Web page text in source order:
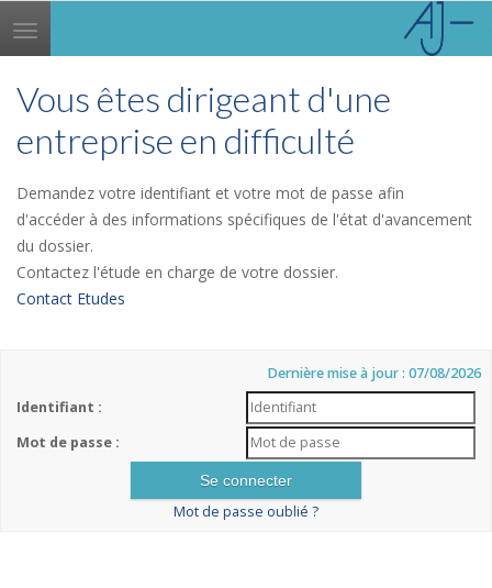
Toggle
navigation
Vous êtes dirigeant d'une
entreprise en difficulté
Demandez votre identifiant et votre mot de passe afin
d'accéder à des informations spécifiques de l'état d'avancement
du dossier.
Contactez l'étude en charge de votre dossier.
Contact Etudes
Dernière mise à jour : 07/08/2026
Identifiant :
Mot de passe :
Mot de passe oublié ?